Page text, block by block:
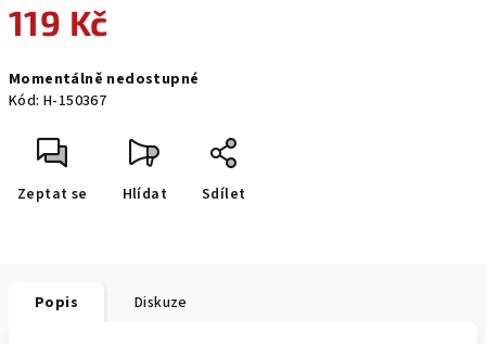
119 Kč
cena:
Momentálně nedostupné
Kód: H-150367
Zeptat se Hlídat Sdílet
Popis Diskuze